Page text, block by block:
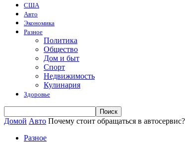
США
Авто
Экономика
Разное
Политика
Общество
Дом и быт
Спорт
Недвижимость
Кулинария
Здоровье
Домой Авто Почему стоит обращаться в автосервис?
Разное